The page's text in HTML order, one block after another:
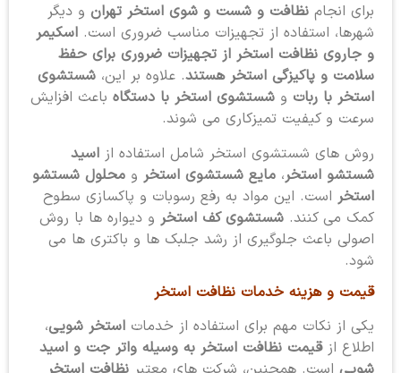
برای انجام نظافت و شست و شوی استخر تهرانو دیگر
شهرها، استفاده از تجهیزات مناسب ضروری است. اسکیمر
و جاروی نظافت استخر از تجهیزات ضروری برای حفظ
سلامت و پاکیزگی استخر هستند. علاوه بر این، شستشوی
استخر با رباتو شستشوی استخر با دستگاهباعث افزایش
سرعت و کیفیت تمیزکاری می شوند.
روش های شستشوی استخر شامل استفاده از اسید
شستشو استخر، مایع شستشوی استخرو محلول شستشو
استخراست. این مواد به رفع رسوبات و پاکسازی سطوح
کمک می کنند. شستشوی کف استخرو دیواره ها با روش
اصولی باعث جلوگیری از رشد جلبک ها و باکتری ها می
شود.
قیمت و هزینه خدمات نظافت استخر
یکی از نکات مهم برای استفاده از خدمات استخر شویی،
اطلاع از قیمت نظافت استخر به وسیله واتر جت و اسید